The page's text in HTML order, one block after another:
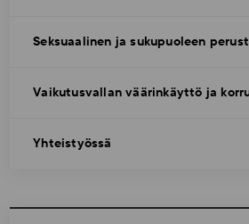
Seksuaalinen ja sukupuoleen
Vaikutusvallan väärinkäyttö ja
Yhteistyössä